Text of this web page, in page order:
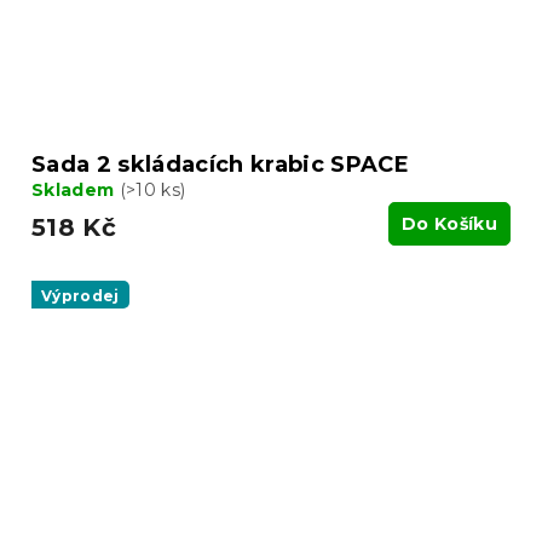
Sada 2 skládacích krabic SPACE
Skladem (>10 ks)
518 Kč Do Košíku
Výprodej